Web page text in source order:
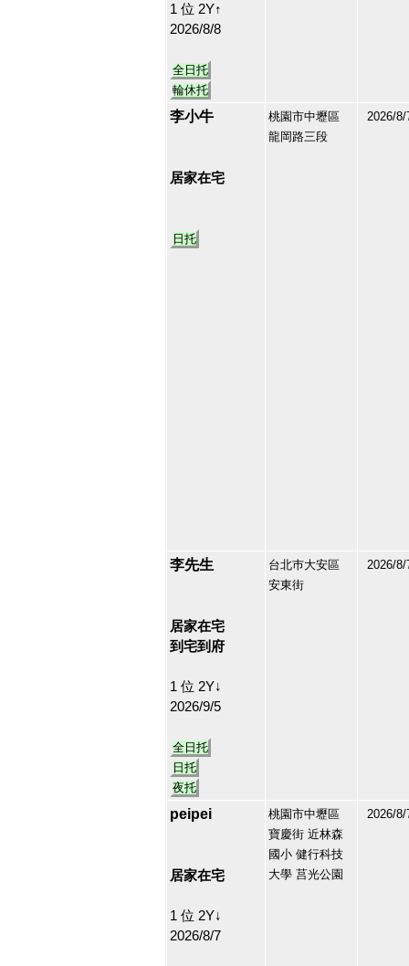
1 位 2Y↑
2026/8/8
全日托
輪休托
李小牛
居家在宅
日托
桃園市中壢區
龍岡路三段
2026/8/
李先生
居家在宅
到宅到府
1 位 2Y↓
2026/9/5
全日托
日托
夜托
台北巿大安區
安東街
2026/8/
peipei
居家在宅
1 位 2Y↓
2026/8/7
桃園市中壢區
寶慶街 近林森
國小 健行科技
大學 莒光公園
2026/8/